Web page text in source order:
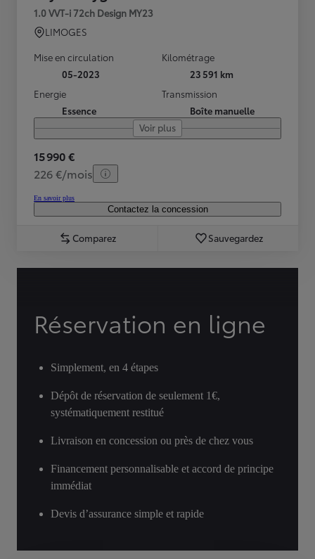
1.0 VVT-i 72ch Design MY23
LIMOGES
Mise en circulation
05-2023
Kilométrage
23 591 km
Energie
Essence
Transmission
Boîte manuelle
Voir plus
15 990 €
226 €/mois
En savoir plus
Contactez la concession
Comparez Sauvegardez
Réservation en ligne
Simplement, en 4 étapes
Dépôt de réservation de seulement 1€,
systématiquement restitué
Livraison en concession ou près de chez vous
Financement personnalisable et accord de principe
immédiat
Devis d’assurance simple et rapide